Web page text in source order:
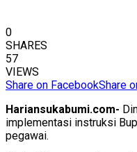
0
SHARES
57
VIEWS
Share on FacebookShare
Hariansukabumi.com-
implementasi instruksi
pegawai.